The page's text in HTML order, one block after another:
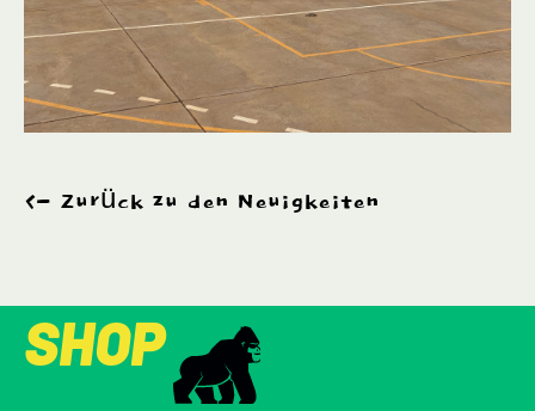
Zurück zu den Neuigkeiten
SHOP